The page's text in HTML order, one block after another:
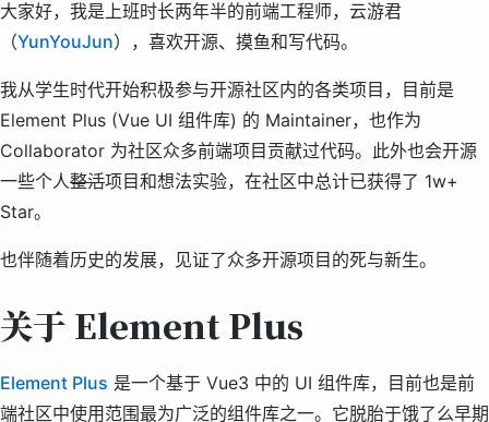
大家好，我是上班时长两年半的前端工程师，云游君
（YunYouJun），喜欢开源、摸鱼和写代码。
我从学生时代开始积极参与开源社区内的各类项目，目前是
Element Plus (Vue UI 组件库) 的 Maintainer，也作为
Collaborator 为社区众多前端项目贡献过代码。此外也会开源
一些个人整活项目和想法实验，在社区中总计已获得了 1w+
Star。
也伴随着历史的发展，见证了众多开源项目的死与新生。
关于 Element Plus
Element Plus 是一个基于 Vue3 中的 UI 组件库，目前也是前
端社区中使用范围最为广泛的组件库之一。它脱胎于饿了么早期